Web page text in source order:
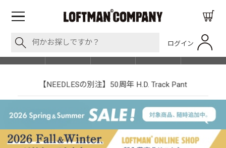
ログイン
SHOP LIST
【NEEDLESの別注】50周年 H.D. Track Pant